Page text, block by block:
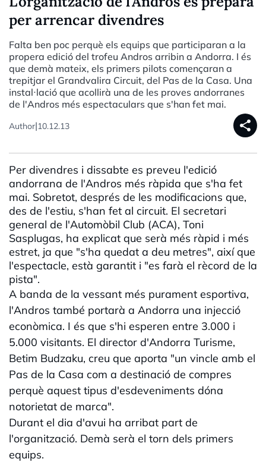
per arrencar divendres
Falta ben poc perquè els equips que participaran a la
propera edició del trofeu Andros arribin a Andorra. I és
que demà mateix, els primers pilots començaran a
trepitjar el Grandvalira Circuit, del Pas de la Casa. Una
instal·lació que acollirà una de les proves andorranes
de l'Andros més espectaculars que s'han fet mai.
Author|10.12.13 share
Per divendres i dissabte es preveu l'edició
andorrana de l'Andros més ràpida que s'ha fet
mai. Sobretot, després de les modificacions que,
des de l'estiu, s'han fet al circuit. El secretari
general de l'Automòbil Club (ACA), Toni
Sasplugas, ha explicat que serà més ràpid i més
estret, ja que "s'ha quedat a deu metres", així que
l'espectacle, està garantit i "es farà el rècord de la
pista".
A banda de la vessant més purament esportiva,
l'Andros també portarà a Andorra una injecció
econòmica. I és que s'hi esperen entre 3.000 i
5.000 visitants. El director d'Andorra Turisme,
Betim Budzaku, creu que aporta "un vincle amb el
Pas de la Casa com a destinació de compres
perquè aquest tipus d'esdeveniments dóna
notorietat de marca".
Durant el dia d'avui ha arribat part de
l'organització. Demà serà el torn dels primers
equips.